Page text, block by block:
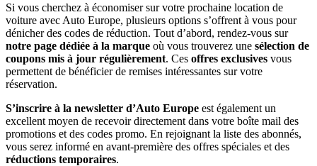
Si vous cherchez à économiser sur votre prochaine location de
voiture avec Auto Europe, plusieurs options s’offrent à vous pour
dénicher des codes de réduction. Tout d’abord, rendez-vous sur
notre page dédiée à la marque où vous trouverez une sélection de
coupons mis à jour régulièrement. Ces offres exclusives vous
permettent de bénéficier de remises intéressantes sur votre
réservation.
S’inscrire à la newsletter d’Auto Europe est également un
excellent moyen de recevoir directement dans votre boîte mail des
promotions et des codes promo. En rejoignant la liste des abonnés,
vous serez informé en avant-première des offres spéciales et des
réductions temporaires.